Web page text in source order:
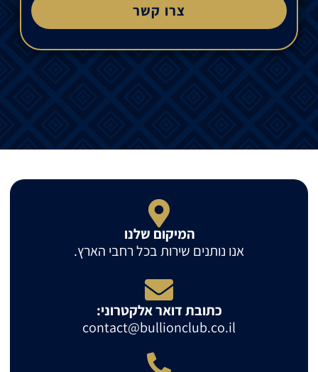
צרו קשר
המיקום שלנו
אנו נותנים שירות בכל רחבי הארץ.
כתובת דואר אלקטרוני:
contact@bullionclub.co.il